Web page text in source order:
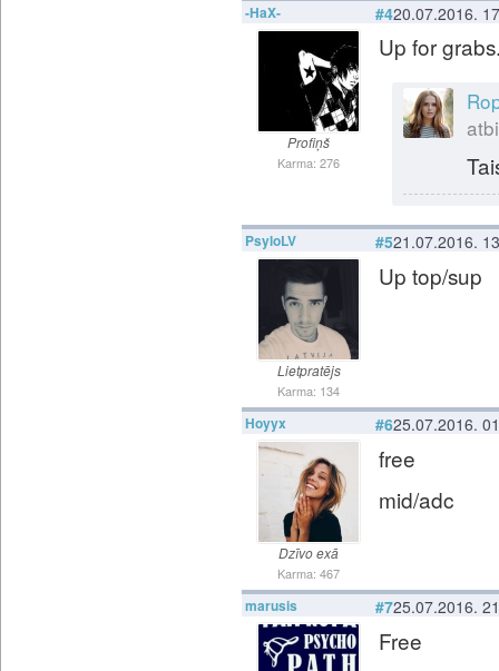
-HaX-
Profiņš
Karma: 276
#420.07.2016.
Up for
PsyloLV
Lietpratējs
Karma: 134
#521.07.2016.
Up top/sup
Hoyyx
Dzīvo exā
Karma: 467
#625.07.2016.
free
mid/adc
marusis #725.07.2016.
Free